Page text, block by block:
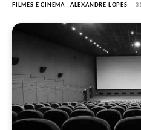
FILMES E CINEMA ALEXANDRE LOPES -